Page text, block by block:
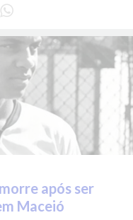
após ser
Maceió